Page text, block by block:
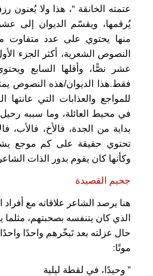
عتمته الخانقة “، هذا ولا يُعنون
يُرقمها، ويقسّم الديوان إلى
منها يحتوي على عدد متفاوت
النصوص الشعرية، أكثر الجزء
عشر نصًّا، وأقلها السابع
فقط.هذا الديوان/هذه النصوص
للمواجع والعذابات التي عانتها
في محيط العائلة، وما سببه رحيل
بداية من الجدة، فالأخ، فالأب،
تحتوي حقيقة على كم موجع
وكأنها كان يقوم بدور الذات
جحيم القصيدة
هنا يرصد الشاعر علاقاته مع أفراد
الذي كان يتنفسه بصحبتهم،
حال عزلته بعد تَبخّرهم واحدًا
موتًا:
” وحيدًا، في لقطة ليلية